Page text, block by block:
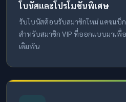
โบนัสและโปรโมชันพิเศษ
รับโบนัสต้อนรับสมาชิกใหม่ แคชแบ็
สำหรับสมาชิก VIP ที่ออกแบบมาเพื่
เดิมพัน